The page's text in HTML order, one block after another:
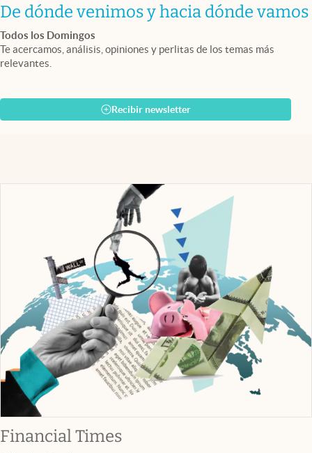
De dónde venimos y hacia dónde vamos
Todos los Domingos
Te acercamos, análisis, opiniones y perlitas de los temas más
relevantes.
Recibir newsletter
Financial Timesabre en nueva pestaña